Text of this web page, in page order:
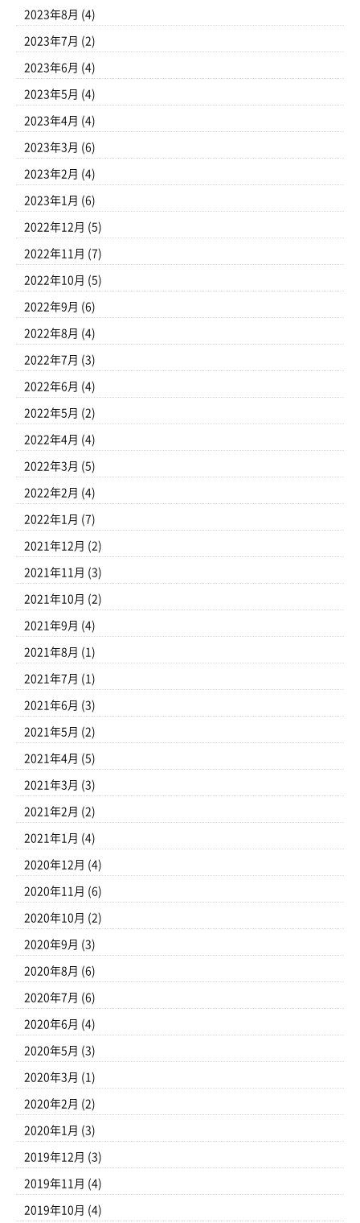
2023年8月 (4)
2023年7月 (2)
2023年6月 (4)
2023年5月 (4)
2023年4月 (4)
2023年3月 (6)
2023年2月 (4)
2023年1月 (6)
2022年12月 (5)
2022年11月 (7)
2022年10月 (5)
2022年9月 (6)
2022年8月 (4)
2022年7月 (3)
2022年6月 (4)
2022年5月 (2)
2022年4月 (4)
2022年3月 (5)
2022年2月 (4)
2022年1月 (7)
2021年12月 (2)
2021年11月 (3)
2021年10月 (2)
2021年9月 (4)
2021年8月 (1)
2021年7月 (1)
2021年6月 (3)
2021年5月 (2)
2021年4月 (5)
2021年3月 (3)
2021年2月 (2)
2021年1月 (4)
2020年12月 (4)
2020年11月 (6)
2020年10月 (2)
2020年9月 (3)
2020年8月 (6)
2020年7月 (6)
2020年6月 (4)
2020年5月 (3)
2020年3月 (1)
2020年2月 (2)
2020年1月 (3)
2019年12月 (3)
2019年11月 (4)
2019年10月 (4)